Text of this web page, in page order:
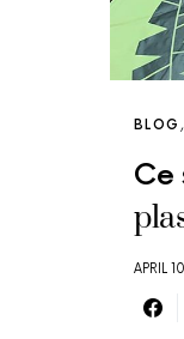
BLOG
Ce
APRIL